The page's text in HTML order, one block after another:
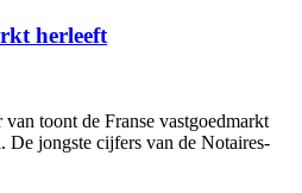
herleeft
toont de Franse vastgoedmarkt
De jongste cijfers van de Notaires-